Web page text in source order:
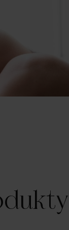
zgodnie z jej
z
związane z
reklamacji i